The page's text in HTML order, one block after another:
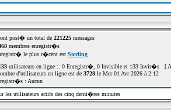
ont post� un total de 221225messages
membres enregistr�s
le plus r�cent est Sterling
utilisateurs en ligne :: 0 Enregistr�, 0 Invisible et 133 Invit�s [
d'utilisateurs en ligne est de 3728le Mer 01 Avr 2026 à 2:12
: Aucun
les utilisateurs actifs des cinq derni�res minutes